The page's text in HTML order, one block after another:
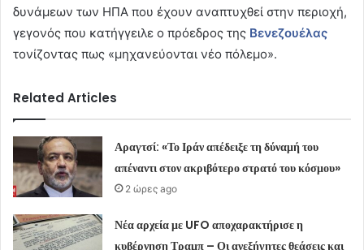
δυνάμεων των ΗΠΑ που έχουν αναπτυχθεί στην περιοχή,
γεγονός που κατήγγειλε ο πρόεδρος της Βενεζουέλας
τονίζοντας πως «μηχανεύονται νέο πόλεμο».
Related Articles
Αραγτσί: «Το Ιράν απέδειξε τη δύναμή του
απέναντι στον ακριβότερο στρατό του κόσμου»
2 ώρες ago
Νέα αρχεία με UFO αποχαρακτήρισε η
κυβέρνηση Τραμπ – Οι ανεξήγητες θεάσεις και